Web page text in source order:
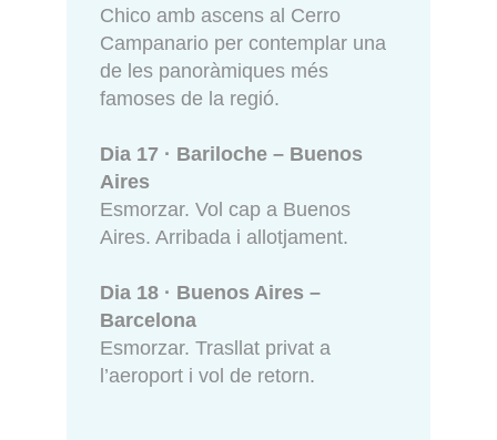
Chico amb ascens al Cerro
Campanario per contemplar una
de les panoràmiques més
famoses de la regió.
Dia 17 · Bariloche – Buenos
Aires
Esmorzar. Vol cap a Buenos
Aires. Arribada i allotjament.
Dia 18 · Buenos Aires –
Barcelona
Esmorzar. Trasllat privat a
l’aeroport i vol de retorn.